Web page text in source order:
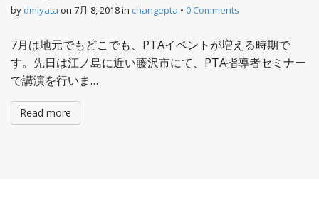
by dmiyata on 7月 8, 2018in changepta • 0 Comments
7月は地元でもどこでも、PTAイベントが増える時期で
す。先日は江ノ島に近い藤沢市にて、PTA指導者セミナー
で講演を行いま…
Read more